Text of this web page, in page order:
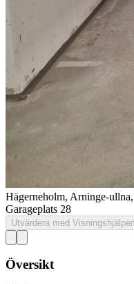
Hägerneholm, Arninge-
Garageplats 28
Utvärdera med
Översikt